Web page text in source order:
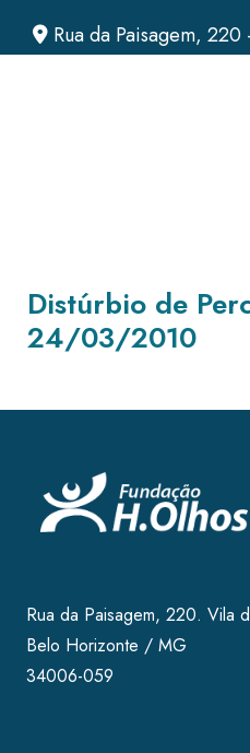
Rua da Paisagem,
Distúrbio de
24/03/2010
Rua da Paisagem, 220. Vila
Belo Horizonte / MG
34006-059